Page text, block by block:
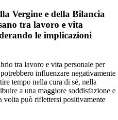
Vergine e della Bilancia
tra lavoro e vita
le implicazioni
tra lavoro e vita personale per
influenzare negativamente
tempo nella cura di sé, nella
a una maggiore soddisfazione e
volta può riflettersi positivamente